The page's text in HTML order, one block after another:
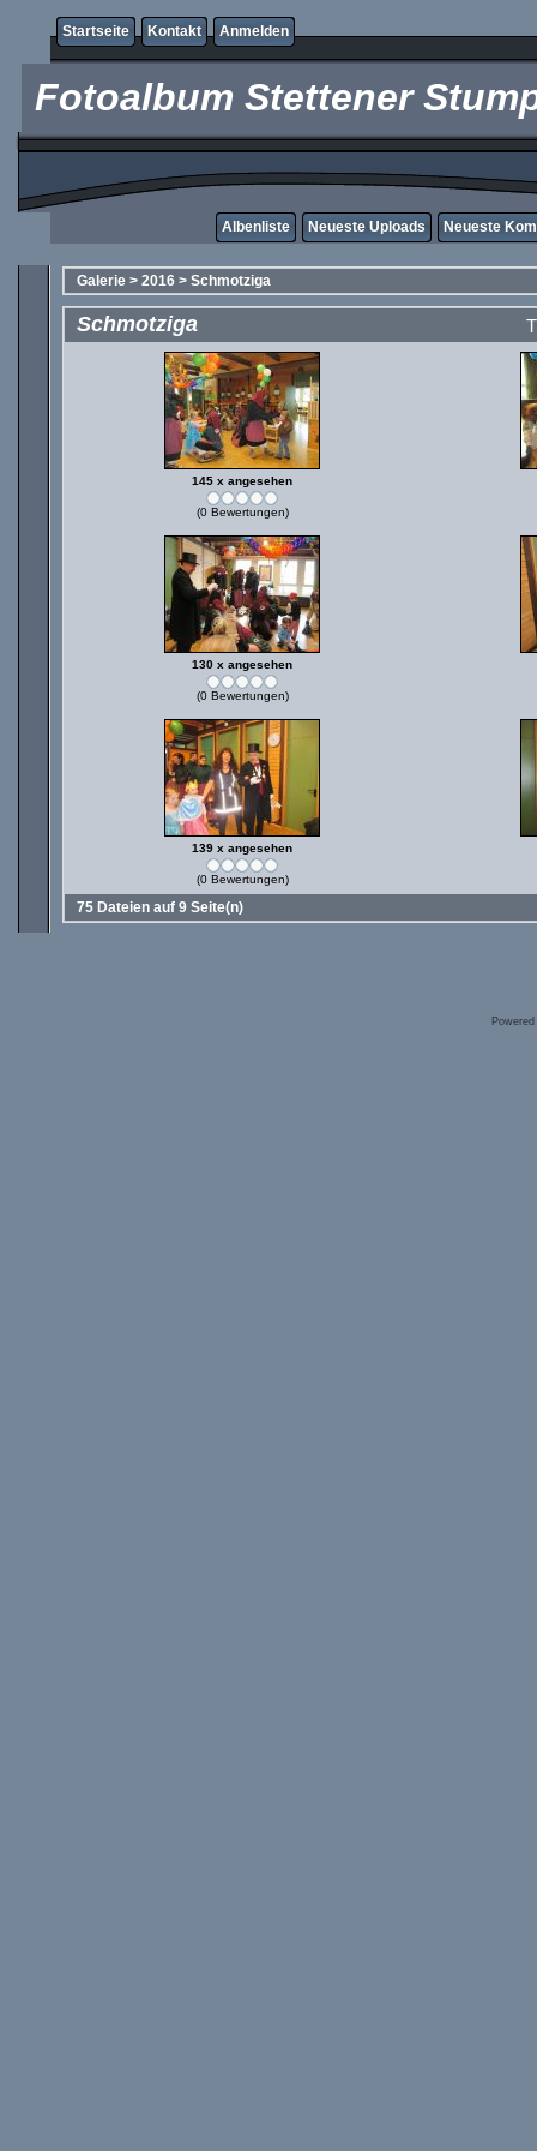
Startseite Kontakt Anmelden
Fotoalbum Stettener
Albenliste Neueste Uploads Neueste
Galerie > 2016 > Schmotziga
Schmotziga
145 x angesehen
(0 Bewertungen)
130 x angesehen
(0 Bewertungen)
139 x angesehen
(0 Bewertungen)
75 Dateien auf 9 Seite(n)